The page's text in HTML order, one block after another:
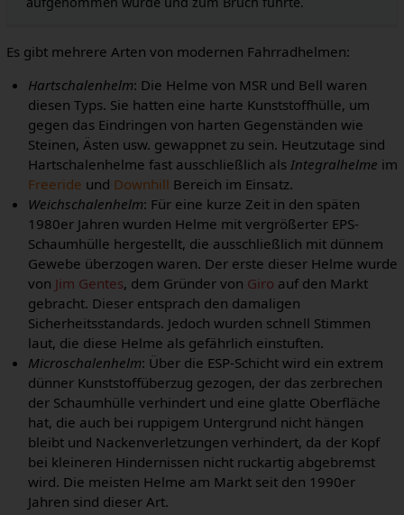
Es gibt mehrere Arten von modernen Fahrradhelmen:
Hartschalenhelm: Die Helme von MSR und Bell waren
diesen Typs. Sie hatten eine harte Kunststoffhülle, um
gegen das Eindringen von harten Gegenständen wie
Steinen, Ästen usw. gewappnet zu sein. Heutzutage sind
Hartschalenhelme fast ausschließlich als Integralhelme im
Freeride und Downhill Bereich im Einsatz.
Weichschalenhelm: Für eine kurze Zeit in den späten
1980er Jahren wurden Helme mit vergrößerter EPS-
Schaumhülle hergestellt, die ausschließlich mit dünnem
Gewebe überzogen waren. Der erste dieser Helme wurde
von Jim Gentes, dem Gründer von Giro auf den Markt
gebracht. Dieser entsprach den damaligen
Sicherheitsstandards. Jedoch wurden schnell Stimmen
laut, die diese Helme als gefährlich einstuften.
Microschalenhelm: Über die ESP-Schicht wird ein extrem
dünner Kunststoffüberzug gezogen, der das zerbrechen
der Schaumhülle verhindert und eine glatte Oberfläche
hat, die auch bei ruppigem Untergrund nicht hängen
bleibt und Nackenverletzungen verhindert, da der Kopf
bei kleineren Hindernissen nicht ruckartig abgebremst
wird. Die meisten Helme am Markt seit den 1990er
Jahren sind dieser Art.